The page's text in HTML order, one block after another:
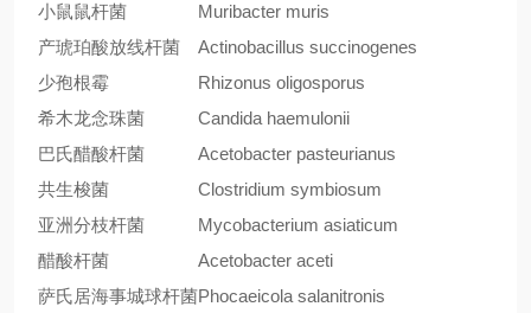
小鼠鼠杆菌
Muribacter muris
产琥珀酸放线杆菌
Actinobacillus succinogenes
少孢根霉
Rhizonus oligosporus
希木龙念珠菌
Candida haemulonii
巴氏醋酸杆菌
Acetobacter pasteurianus
共生梭菌
Clostridium symbiosum
亚洲分枝杆菌
Mycobacterium asiaticum
醋酸杆菌
Acetobacter aceti
萨氏居海事城球杆菌Phocaeicola salanitronis